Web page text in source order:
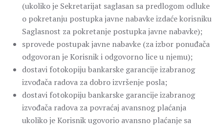
(ukoliko je Sekretarijat saglasan sa predlogom odluke
o pokretanju postupka javne nabavke izdaće korisniku
Saglasnost za pokretanje postupka javne nabavke);
sprovede postupak javne nabavke (za izbor ponuđača
odgovoran je Korisnik i odgovorno lice u njemu);
dostavi fotokopiju bankarske garancije izabranog
izvođača radova za dobro izvršenje posla;
dostavi fotokopiju bankarske garancije izabranog
izvođača radova za povraćaj avansnog plaćanja
ukoliko je Korisnik ugovorio avansno plaćanje sa